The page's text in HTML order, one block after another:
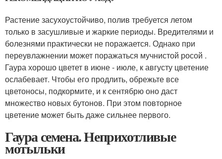
Растение засухоустойчиво, полив требуется летом
только в засушливые и жаркие периоды. Вредителями и
болезнями практически не поражается. Однако при
переувлажнении может поражаться мучнистой росой .
Гаура хорошо цветет в июне - июле, к августу цветение
ослабевает. Чтобы его продлить, обрежьте все
цветоносы, подкормите, и к сентябрю оно даст
множество новых бутонов. При этом повторное
цветение может быть даже сильнее первого.
Гаура семена. Неприхотливые
мотыльки